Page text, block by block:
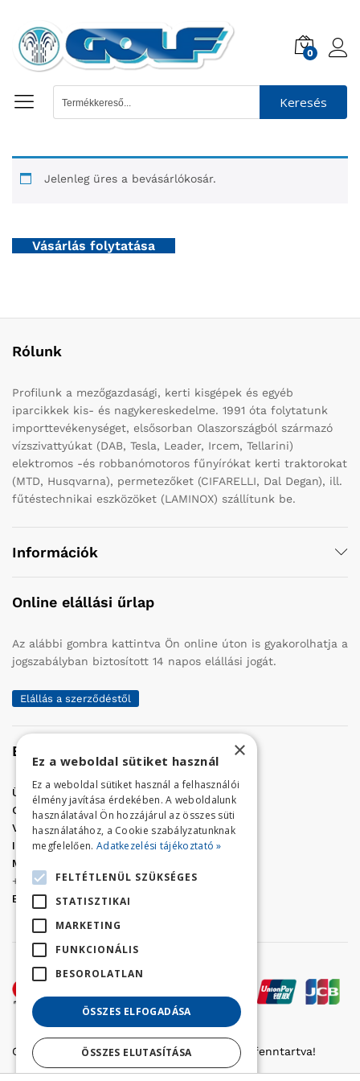
0
Keresés
Jelenleg üres a bevásárlókosár.
Vásárlás folytatása
Rólunk
Profilunk a mezőgazdasági, kerti kisgépek és egyéb
iparcikkek kis- és nagykereskedelme. 1991 óta folytatunk
importtevékenységet, elsősorban Olaszországból származó
vízszivattyúkat (DAB, Tesla, Leader, Ircem, Tellarini)
elektromos -és robbanómotoros fűnyírókat kerti traktorokat
(MTD, Husqvarna), permetezőket (CIFARELLI, Dal Degan), ill.
fűtéstechnikai eszközöket (LAMINOX) szállítunk be.
Információk
Online elállási űrlap
Az alábbi gombra kattintva Ön online úton is gyakorolhatja a
jogszabályban biztosított 14 napos elállási jogát.
Elállás a szerződéstől
Elérhetőség
Üzletünk címe:Szolnok, Vércse út 17.
Golf Center Áruház:06 (56) 423-324
VÁR-Kert Áruház: 06 (56) 429-771
Iroda:06 (56) 421-857
Megrendelés, termék információ:
+36 (70) 938-3356
E-mail:
golfaruhaz@gmail.com
Copyright © 2022 Golfker Kft. - Minden jog fenntartva!
×
Ez a weboldal sütiket használ
Ez a weboldal sütiket használ a felhasználói
élmény javítása érdekében. A weboldalunk
használatával Ön hozzájárul az összes süti
használatához, a Cookie szabályzatunknak
megfelelően. Adatkezelési tájékoztató »
FELTÉTLENÜL SZÜKSÉGES
STATISZTIKAI
MARKETING
FUNKCIONÁLIS
BESOROLATLAN
ÖSSZES ELFOGADÁSA
ÖSSZES ELUTASÍTÁSA